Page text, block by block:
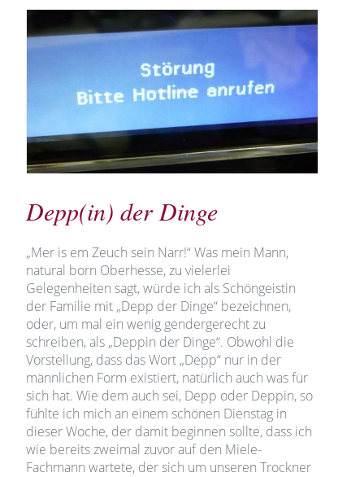
Depp(in) der Dinge
„Mer is em Zeuch sein Narr!“ Was mein Mann,
natural born Oberhesse, zu vielerlei
Gelegenheiten sagt, würde ich als Schöngeistin
der Familie mit „Depp der Dinge“ bezeichnen,
oder, um mal ein wenig gendergerecht zu
schreiben, als „Deppin der Dinge“. Obwohl die
Vorstellung, dass das Wort „Depp“ nur in der
männlichen Form existiert, natürlich auch was für
sich hat. Wie dem auch sei, Depp oder Deppin, so
fühlte ich mich an einem schönen Dienstag in
dieser Woche, der damit beginnen sollte, dass ich
wie bereits zweimal zuvor auf den Miele-
Fachmann wartete, der sich um unseren Trockner